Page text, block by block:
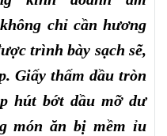
chỉ cần hương
trình bày sạch sẽ,
Giấy thấm dầu tròn
hút bớt dầu mỡ dư
món ăn bị mềm ỉu